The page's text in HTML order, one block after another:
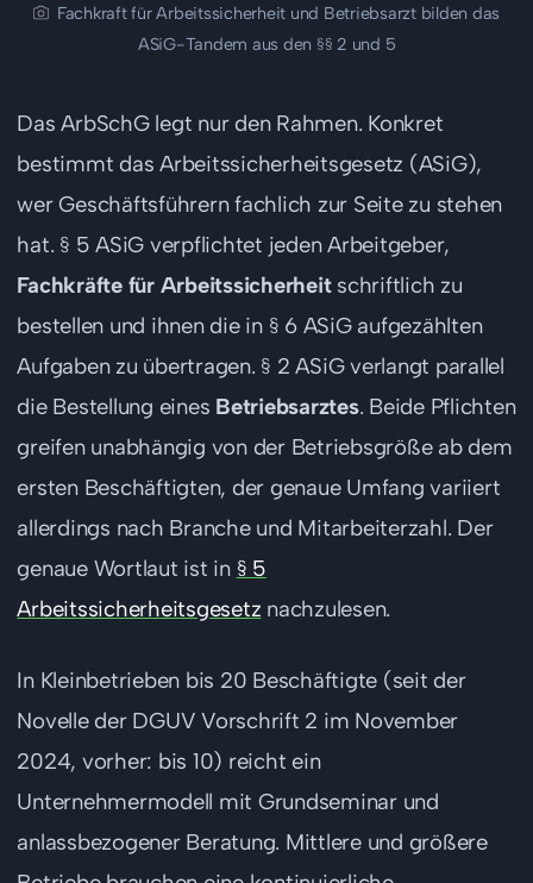
Fachkraft für Arbeitssicherheit und Betriebsarzt bilden das
ASiG-Tandem aus den §§ 2 und 5
Das ArbSchG legt nur den Rahmen. Konkret
bestimmt das Arbeitssicherheitsgesetz (ASiG),
wer Geschäftsführern fachlich zur Seite zu stehen
hat. § 5 ASiG verpflichtet jeden Arbeitgeber,
Fachkräfte für Arbeitssicherheitschriftlich zu
bestellen und ihnen die in § 6 ASiG aufgezählten
Aufgaben zu übertragen. § 2 ASiG verlangt parallel
die Bestellung eines Betriebsarztes. Beide Pflichten
greifen unabhängig von der Betriebsgröße ab dem
ersten Beschäftigten, der genaue Umfang variiert
allerdings nach Branche und Mitarbeiterzahl. Der
genaue Wortlaut ist in § 5
Arbeitssicherheitsgesetz nachzulesen.
In Kleinbetrieben bis 20 Beschäftigte (seit der
Novelle der DGUV Vorschrift 2 im November
2024, vorher: bis 10) reicht ein
Unternehmermodell mit Grundseminar und
anlassbezogener Beratung. Mittlere und größere